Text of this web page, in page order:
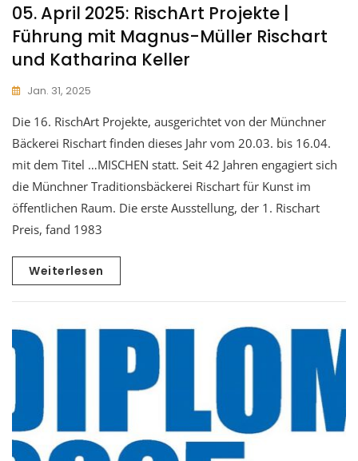
05. April 2025: RischArt Projekte |
Führung mit Magnus-Müller Rischart
und Katharina Keller
Jan. 31, 2025
Die 16. RischArt Projekte, ausgerichtet von der Münchner
Bäckerei Rischart finden dieses Jahr vom 20.03. bis 16.04.
mit dem Titel …MISCHEN statt. Seit 42 Jahren engagiert sich
die Münchner Traditionsbäckerei Rischart für Kunst im
öffentlichen Raum. Die erste Ausstellung, der 1. Rischart
Preis, fand 1983
Weiterlesen